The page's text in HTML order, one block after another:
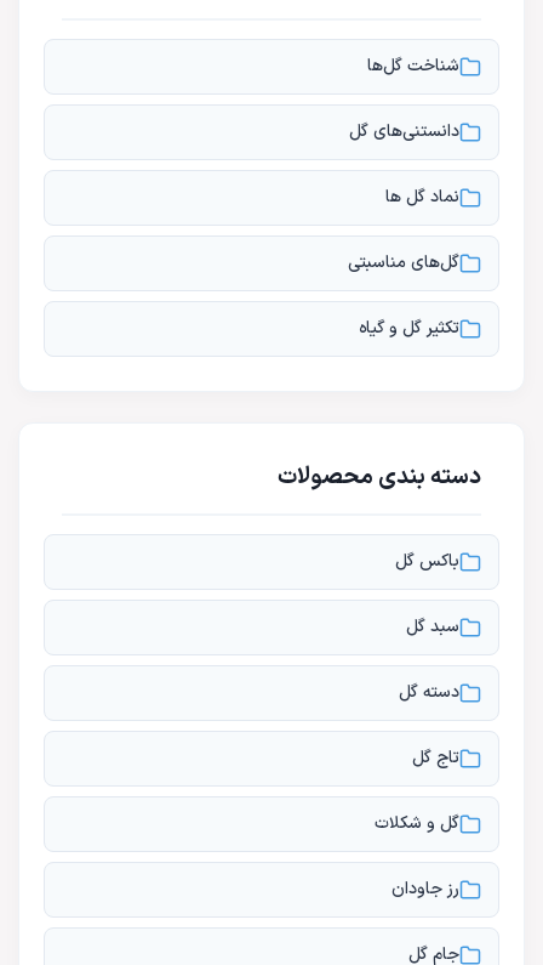
شناخت گل‌ها
دانستنی‌های گل
نماد گل ها
گل‌های مناسبتی
تکثیر گل و گیاه
دسته بندی محصولات
باکس گل
سبد گل
دسته گل
تاج گل
گل و شکلات
رز جاودان
جام گل